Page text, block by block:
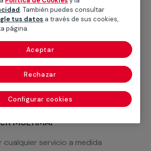
gratis y sin compromiso
de instalación
MULTIMAP
cualquier servicio a medida
. También puedes consultar
tus datos a través de sus cookies,
página.
Configurar cookies
Rechazar
Aceptar